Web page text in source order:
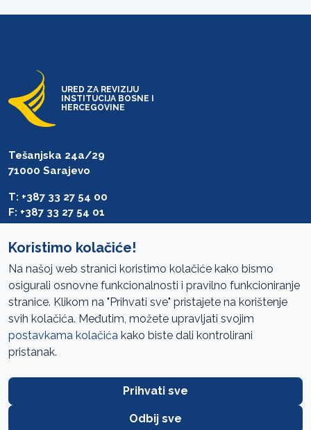
URED ZA REVIZIJU
INSTITUCIJA BOSNE I
HERCEGOVINE
Tešanjska 24a/29
71000 Sarajevo
T: +387 33 27 54 00
F: +387 33 27 54 01
Pristup informacijama
Mapa sajta
Oglasi
Koristimo kolačiće!
Na našoj web stranici koristimo kolačiće kako bismo
osigurali osnovne funkcionalnosti i pravilno funkcioniranje
stranice. Klikom na "Prihvati sve" pristajete na korištenje
svih kolačića. Međutim, možete upravljati svojim
postavkama kolačića kako biste dali kontrolirani
pristanak.
Prihvati sve
Odbij sve